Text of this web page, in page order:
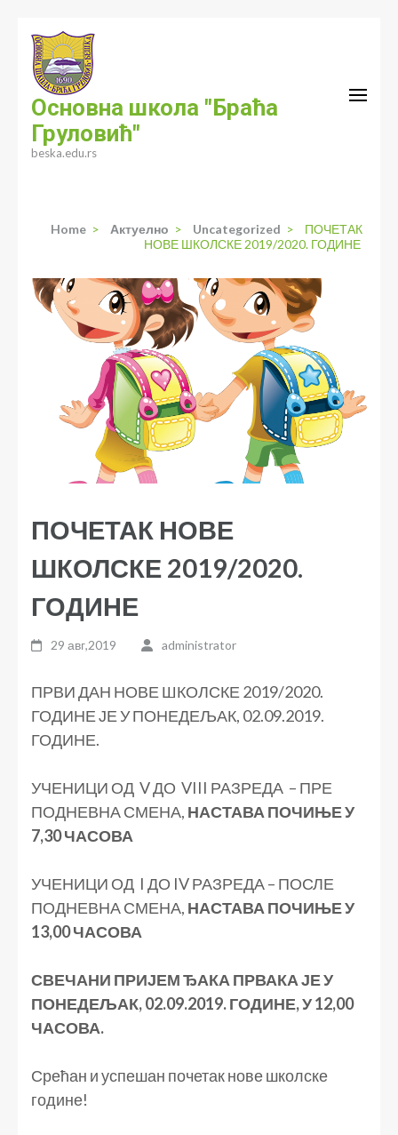
content
(Press
Enter)
Основна школа "Браћа
Груловић"
beska.edu.rs
Home > Актуелно > Uncategorized >
ПОЧЕТАК
НОВЕ ШКОЛСКЕ 2019/2020. ГОДИНЕ
ПОЧЕТАК НОВЕ
ШКОЛСКЕ 2019/2020.
ГОДИНЕ
29 авг,2019 administrator
ПРВИ ДАН НОВЕ ШКОЛСКЕ 2019/2020.
ГОДИНЕ ЈЕ У ПОНЕДЕЉАК, 02.09.2019.
ГОДИНЕ.
УЧЕНИЦИ ОД V ДО VIII РАЗРЕДА – ПРЕ
ПОДНЕВНА СМЕНА, НАСТАВА ПОЧИЊЕ У
7,30 ЧАСОВА
УЧЕНИЦИ ОД I ДО IV РАЗРЕДА – ПОСЛЕ
ПОДНЕВНА СМЕНА, НАСТАВА ПОЧИЊЕ У
13,00 ЧАСОВА
СВЕЧАНИ ПРИЈЕМ ЂАКА ПРВАКАЈЕ У
ПОНЕДЕЉАК, 02.09.2019. ГОДИНЕ,У 12,00
ЧАСОВА.
Срећан и успешан почетак нове школске
године!